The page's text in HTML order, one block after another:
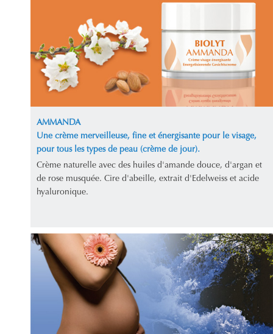
AMMANDA
Une crème merveilleuse, fine et énergisante pour le visage,
pour tous les types de peau (crème de jour).
Crème naturelle avec des huiles d'amande douce, d'argan et
de rose musquée. Cire d'abeille, extrait d'Edelweiss et acide
hyaluronique.